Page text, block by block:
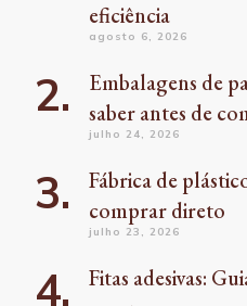
eficiência
agosto 6, 2026
Embalagens de
saber antes de
julho 24, 2026
Fábrica de
comprar direto
julho 23, 2026
Fitas adesivas: